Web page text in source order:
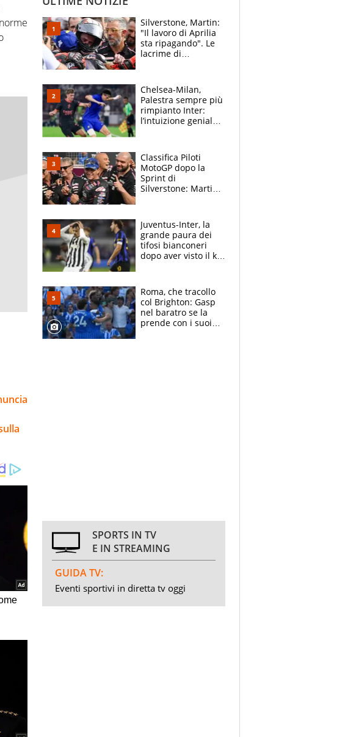
Silverstone, Martin:
"Il lavoro di Aprilia
sta ripagando". Le
lacrime di
la gara domani"
Chelsea-Milan,
Palestra sempre più
rimpianto Inter:
l’intuizione geniale
Classifica Piloti
MotoGP dopo la
Sprint di
Silverstone: Martin
Marquez
Juventus-Inter, la
grande paura dei
tifosi bianconeri
dopo aver visto il ko
Roma, che tracollo
col Brighton: Gasp
nel baratro se la
prende con i suoi
SPORTS IN TV
E IN STREAMING
GUIDA TV:
Eventi sportivi in diretta tv oggi